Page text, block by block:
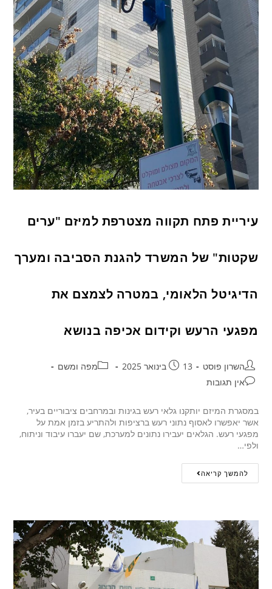
עיריית פתח תקווה מצטרפת למיזם "ערים
שקטות" של המשרד להגנת הסביבה ומערך
הדיגיטל הלאומי, במטרה לצמצם את
מפגעי הרעש וקידום אכיפה בנושא
השרון פוסט 13 בינואר 2025
מפה ומשם
אין תגובות
במסגרת המיזם יותקנו גלאי רעש בגינות ובמרחבים ציבוריים בעיר,
אשר יאפשרו לאסוף נתוני רעש ברציפות ולהתריע בזמן אמת על
מפגעי רעש. הגלאים יעבירו נתונים למערכת, שם יעברו עיבוד וניתוח,
ולפי…
להמשך קריאה